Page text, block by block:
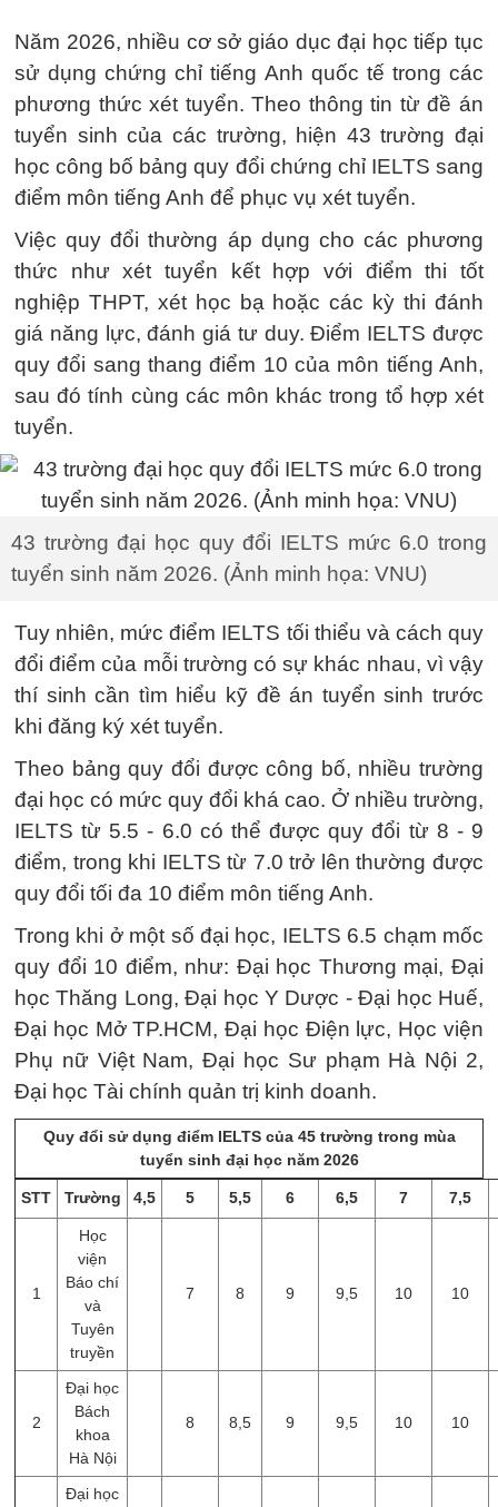
Năm 2026, nhiều cơ sở giáo dục đại học tiếp tục
sử dụng chứng chỉ tiếng Anh quốc tế trong các
phương thức xét tuyển. Theo thông tin từ đề án
tuyển sinh của các trường, hiện 43 trường đại
học công bố bảng quy đổi chứng chỉ IELTS sang
điểm môn tiếng Anh để phục vụ xét tuyển.
Việc quy đổi thường áp dụng cho các phương
thức như xét tuyển kết hợp với điểm thi tốt
nghiệp THPT, xét học bạ hoặc các kỳ thi đánh
giá năng lực, đánh giá tư duy. Điểm IELTS được
quy đổi sang thang điểm 10 của môn tiếng Anh,
sau đó tính cùng các môn khác trong tổ hợp xét
tuyển.
43 trường đại học quy đổi IELTS mức 6.0 trong
tuyển sinh năm 2026. (Ảnh minh họa: VNU)
Tuy nhiên, mức điểm IELTS tối thiểu và cách quy
đổi điểm của mỗi trường có sự khác nhau, vì vậy
thí sinh cần tìm hiểu kỹ đề án tuyển sinh trước
khi đăng ký xét tuyển.
Theo bảng quy đổi được công bố, nhiều trường
đại học có mức quy đổi khá cao. Ở nhiều trường,
IELTS từ 5.5 - 6.0 có thể được quy đổi từ 8 - 9
điểm, trong khi IELTS từ 7.0 trở lên thường được
quy đổi tối đa 10 điểm môn tiếng Anh.
Trong khi ở một số đại học, IELTS 6.5 chạm mốc
quy đổi 10 điểm, như: Đại học Thương mại, Đại
học Thăng Long, Đại học Y Dược - Đại học Huế,
Đại học Mở TP.HCM, Đại học Điện lực, Học viện
Phụ nữ Việt Nam, Đại học Sư phạm Hà Nội 2,
Đại học Tài chính quản trị kinh doanh.
Quy đổi sử dụng điểm IELTS của 45 trường trong mùa
tuyển sinh đại học năm 2026
STT Trường 4,5 5 5,5 6 6,5 7 7,5
1
Học
viện
Báo chí
và
Tuyên
truyền
7 8 9 9,5 10 10
2
Đại học
Bách
khoa
Hà Nội
8 8,5 9 9,5 10 10
Đại học